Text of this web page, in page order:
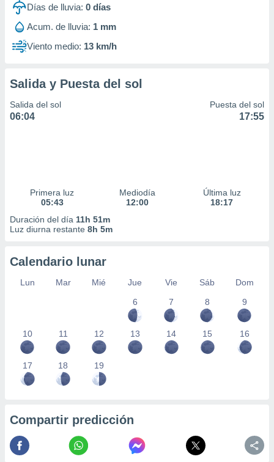
utilizar
uso de
la
contenido
o a través
de
con el
mediante
publicidad
1199
Días de lluvia: 0 días
Acum. de lluvia: 1 mm
Viento medio: 13 km/h
Salida y Puesta del sol
Salida del sol
06:04
Puesta del sol
17:55
Primera luz
05:43
Mediodía
12:00
Última luz
18:17
Duración del día 11h 51m
Luz diurna restante 8h 5m
Calendario lunar
Lun Mar Mié Jue Vie Sáb
Dom
6
7 8 9
10 11 12 13 14 15 16
17 18 19
Compartir predicción